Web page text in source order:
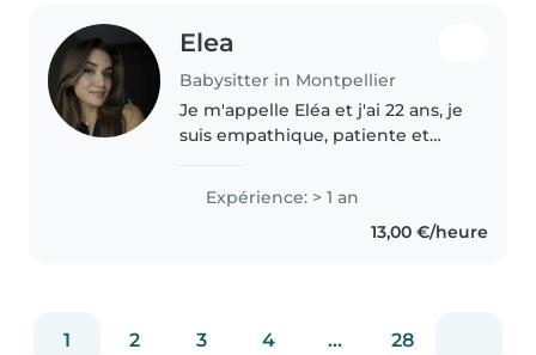
Elea
Babysitter in Montpellier
Je m'appelle Eléa et j'ai 22 ans, je
suis empathique, patiente et
vos enfants. Je suis à l'aise avec
les tout-petits, les enfants d'âge
Expérience: > 1 an
13,00 €/heure
1 2 3 4 ... 28